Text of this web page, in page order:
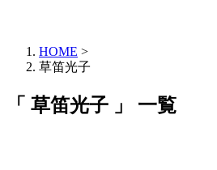
HOME >
草笛光子
「 草笛光子 」 一覧